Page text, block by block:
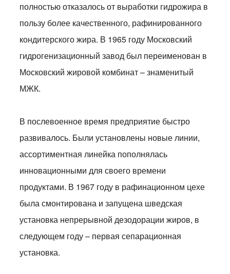
полностью отказалось от выработки гидрожира в
пользу более качественного, рафинированного
кондитерского жира. В 1965 году Московский
гидрогенизационный завод был переименован в
Московский жировой комбинат – знаменитый
МЖК.
В послевоенное время предприятие быстро
развивалось. Были установлены новые линии,
ассортиментная линейка пополнялась
инновационными для своего времени
продуктами. В 1967 году в рафинационном цехе
была смонтирована и запущена шведская
установка непрерывной дезодорации жиров, в
следующем году – первая сепарационная
установка.